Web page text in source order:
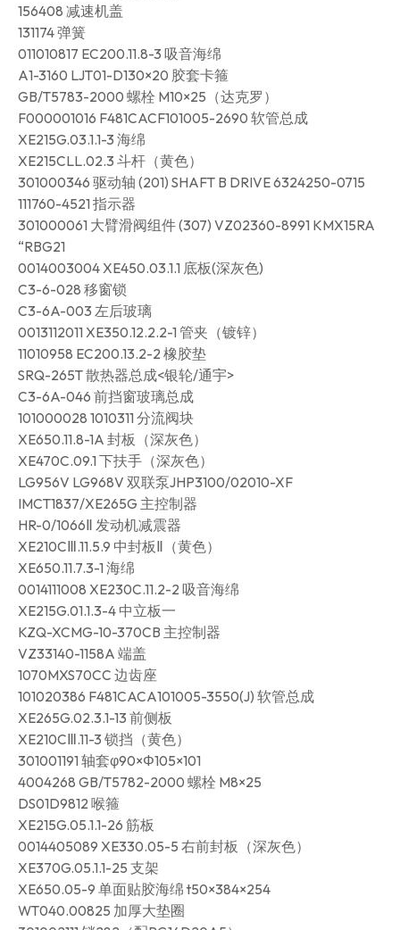
156408 减速机盖
131174 弹簧
011010817 EC200.11.8-3 吸音海绵
A1-3160 LJT01-D130×20 胶套卡箍
GB/T5783-2000 螺栓 M10×25（达克罗）
F000001016 F481CACF101005-2690 软管总成
XE215G.03.1.1-3 海绵
XE215CLL.02.3 斗杆（黄色）
301000346 驱动轴 (201) SHAFT B DRIVE 6324250-0715
111760-4521 指示器
301000061 大臂滑阀组件 (307) VZ02360-8991 KMX15RA
“RBG21
0014003004 XE450.03.1.1 底板(深灰色)
C3-6-028 移窗锁
C3-6A-003 左后玻璃
0013112011 XE350.12.2.2-1 管夹（镀锌）
11010958 EC200.13.2-2 橡胶垫
SRQ-265T 散热器总成<银轮/通宇>
C3-6A-046 前挡窗玻璃总成
101000028 1010311 分流阀块
XE650.11.8-1A 封板（深灰色）
XE470C.09.1 下扶手（深灰色）
LG956V LG968V 双联泵JHP3100/02010-XF
IMCT1837/XE265G 主控制器
HR-0/1066Ⅱ 发动机减震器
XE210CⅢ.11.5.9 中封板Ⅱ（黄色）
XE650.11.7.3-1 海绵
0014111008 XE230C.11.2-2 吸音海绵
XE215G.01.1.3-4 中立板一
KZQ-XCMG-10-370CB 主控制器
VZ33140-1158A 端盖
1070MXS70CC 边齿座
101020386 F481CACA101005-3550(J) 软管总成
XE265G.02.3.1-13 前侧板
XE210CⅢ.11-3 锁挡（黄色）
301001191 轴套φ90×Φ105×101
4004268 GB/T5782-2000 螺栓 M8×25
DS01D9812 喉箍
XE215G.05.1.1-26 筋板
0014405089 XE330.05-5 右前封板（深灰色）
XE370G.05.1.1-25 支架
XE650.05-9 单面贴胶海绵 t50×384×254
WT040.00825 加厚大垫圈